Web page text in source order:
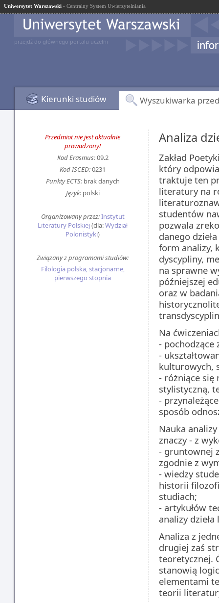
Uniwersytet Warszawski - Centralny System Uwierzytelniania
przejdź do głównego portalu uczelni
Kierunki studiów Wyszukiwarka
Przedmiot nie jest aktualnie
prowadzony!
Kod Erasmus:09.2
Kod ISCED:0231
Punkty ECTS:brak danych
Język:polski
Organizowany przez:Instytut
Literatury Polskiej(dla:Wydział
Polonistyki)
Związany z programami studiów:
Filologia polska, stacjonarne,
pierwszego stopnia
Analiza
Zakład
który
traktuje ten
literatury na
studentów
pozwala
danego
form analizy,
dyscypliny,
na sprawne
późniejszej
oraz w
Na
- pochodzące
-
kulturowych,
- różniące się
stylistyczną,
-
sposób
Nauka
znaczy - z
- gruntownej
zgodnie z
- wiedzy
historii
studiach;
- artykułów
analizy
Analiza z
drugiej zaś
teoretycznej.
stanowią
elementami
teorii